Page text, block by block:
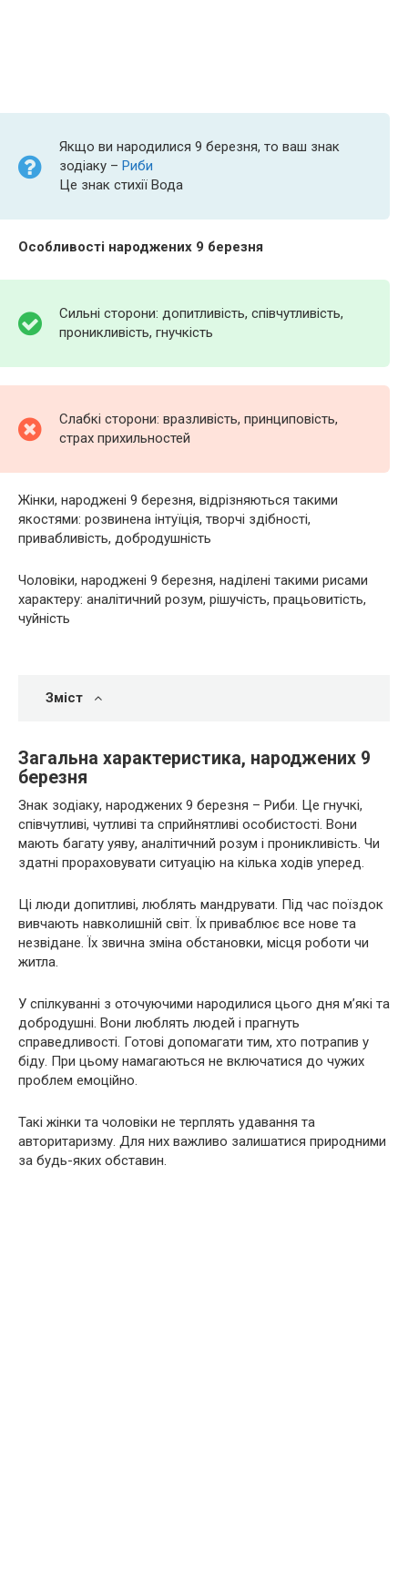
Якщо ви народилися 9 березня, то ваш знак
зодіаку – Риби
Це знак стихії Вода
Особливості народжених 9 березня
Сильні сторони: допитливість, співчутливість,
проникливість, гнучкість
Слабкі сторони: вразливість, принциповість,
страх прихильностей
Жінки, народжені 9 березня, відрізняються такими
якостями: розвинена інтуїція, творчі здібності,
привабливість, добродушність
Чоловіки, народжені 9 березня, наділені такими рисами
характеру: аналітичний розум, рішучість, працьовитість,
чуйність
Зміст
Загальна характеристика, народжених 9
березня
Знак зодіаку, народжених 9 березня – Риби. Це гнучкі,
співчутливі, чутливі та сприйнятливі особистості. Вони
мають багату уяву, аналітичний розум і проникливість. Чи
здатні прораховувати ситуацію на кілька ходів уперед.
Ці люди допитливі, люблять мандрувати. Під час поїздок
вивчають навколишній світ. Їх приваблює все нове та
незвідане. Їх звична зміна обстановки, місця роботи чи
житла.
У спілкуванні з оточуючими народилися цього дня м’які та
добродушні. Вони люблять людей і прагнуть
справедливості. Готові допомагати тим, хто потрапив у
біду. При цьому намагаються не включатися до чужих
проблем емоційно.
Такі жінки та чоловіки не терплять удавання та
авторитаризму. Для них важливо залишатися природними
за будь-яких обставин.